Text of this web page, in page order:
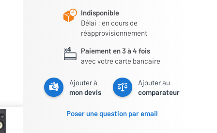
Indisponible
Délai : en cours de
réapprovisionnement
Paiement en 3 à 4 fois
avec votre carte bancaire
Ajouter à
mon devis
Ajouter au
comparateur
Poser une question par email